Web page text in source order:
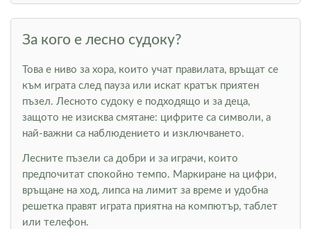
За кого е лесно судоку?
Това е ниво за хора, които учат правилата, връщат се
към играта след пауза или искат кратък приятен
пъзел. Лесното судоку е подходящо и за деца,
защото не изисква смятане: цифрите са символи, а
най-важни са наблюдението и изключването.
Лесните пъзели са добри и за играчи, които
предпочитат спокойно темпо. Маркиране на цифри,
връщане на ход, липса на лимит за време и удобна
решетка правят играта приятна на компютър, таблет
или телефон.